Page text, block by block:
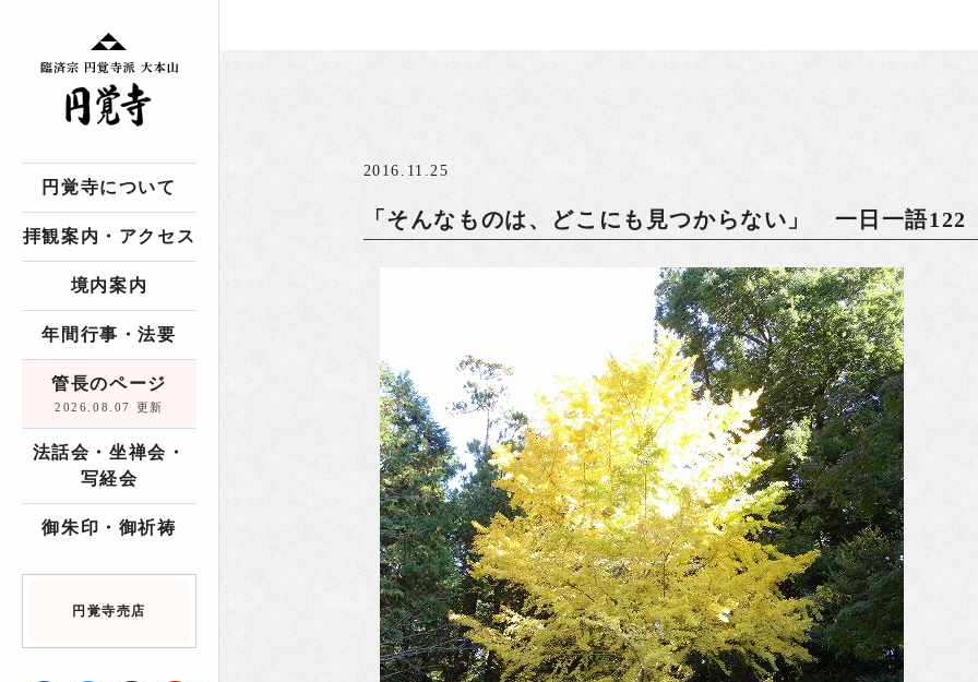
円覚寺について
拝観案内・アクセス
境内案内
年間行事・法要
管長のページ
2026.08.07 更新
法話会・坐禅会・
写経会
御朱印・御祈祷
円覚寺売店
2016.11.25
「そんなものは、どこにも見つからない」 一日一語122